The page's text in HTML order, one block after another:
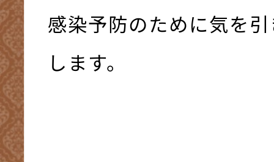
感染予防のために気を
します。